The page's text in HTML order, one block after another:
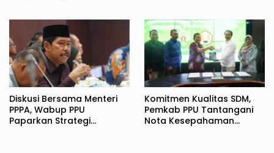
Diskusi Bersama Menteri
PPPA, Wabup PPU
Paparkan Strategi
Komitmen Kualitas SDM,
Pemkab PPU Tantangani
Nota Kesepahaman